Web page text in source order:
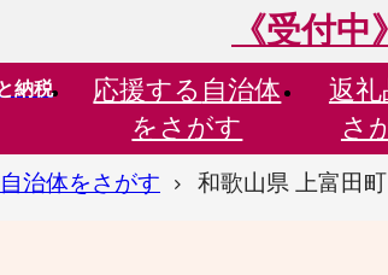
《受付
納税 応援する 自治体
をさがす
返礼
さ
治体をさがす 和歌山県 上富田町